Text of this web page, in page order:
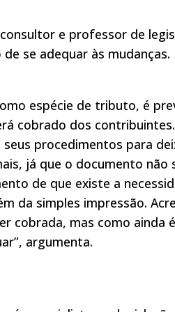
e professor de
se adequar às mudanças.
espécie de tributo, é
cobrado dos
procedimentos para
já que o documento
de que existe a
da simples impressão.
cobrada, mas como ainda
argumenta.